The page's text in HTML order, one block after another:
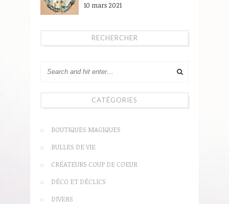
10 mars 2021
RECHERCHER
CATÉGORIES
BOUTIQUES MAGIQUES
BULLES DE VIE
CRÉATEURS COUP DE COEUR
DÉCO ET DÉCLICS
DIVERS